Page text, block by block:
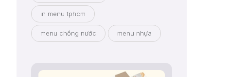
in menu tphcm
menu chống nước menu nhựa